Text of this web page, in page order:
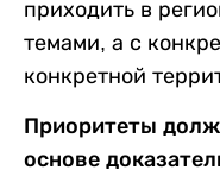
приходить в
темами, а с
конкретной
Приоритеты
основе